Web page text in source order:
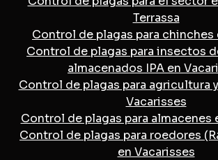
Terrassa
Control de plagas para chinches
Control de plagas para insectos
almacenados IPA en
Control de plagas para agricultura
Vacarisses
Control de plagas para almacenes
Control de plagas para roedores
en Vacarisses